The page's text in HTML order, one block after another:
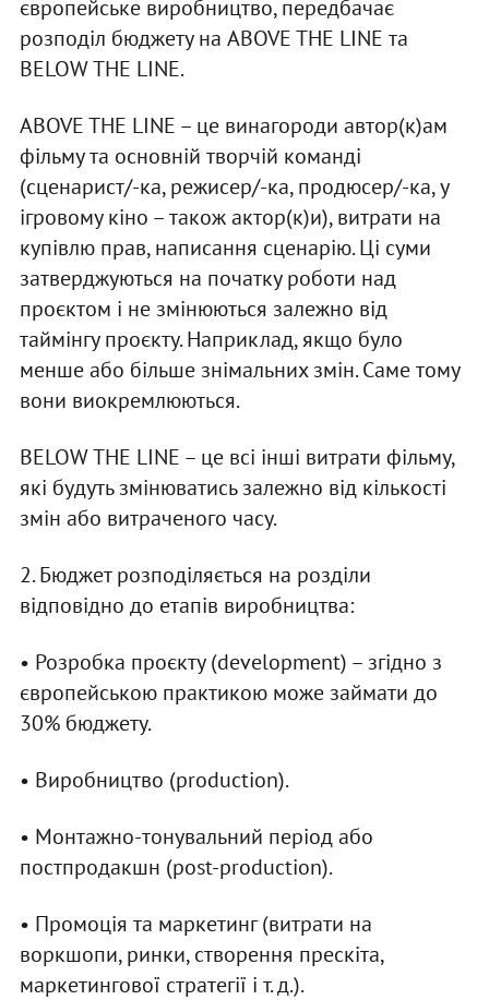
європейське виробництво, передбачає
розподіл бюджету на ABOVE THE LINE та
BELOW THE LINE.
ABOVE THE LINE – це винагороди автор(к)ам
фільму та основній творчій команді
(сценарист/-ка, режисер/-ка, продюсер/-ка, у
ігровому кіно – також актор(к)и), витрати на
купівлю прав, написання сценарію. Ці суми
затверджуються на початку роботи над
проєктом і не змінюються залежно від
таймінгу проєкту. Наприклад, якщо було
менше або більше знімальних змін. Саме тому
вони виокремлюються.
BELOW THE LINE – це всі інші витрати фільму,
які будуть змінюватись залежно від кількості
змін або витраченого часу.
2. Бюджет розподіляється на розділи
відповідно до етапів виробництва:
• Розробка проєкту (development) – згідно з
європейською практикою може займати до
30% бюджету.
• Виробництво (production).
• Монтажно-тонувальний період або
постпродакшн (post-production).
• Промоція та маркетинг (витрати на
воркшопи, ринки, створення прескіта,
маркетингової стратегії і т. д.).